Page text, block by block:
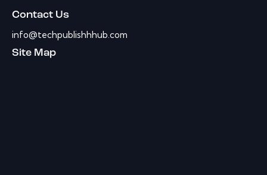
Contact Us
info@techpublishhhub.com
Site Map